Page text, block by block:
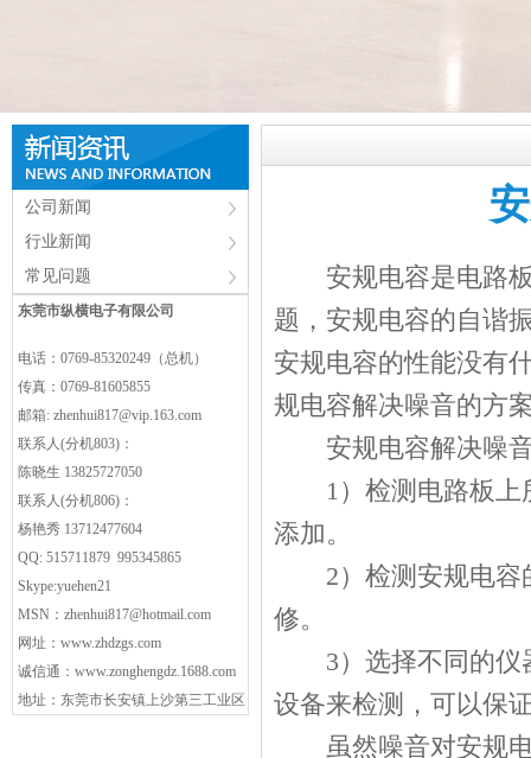
公司新闻
行业新闻
常见问题
东莞市纵横电子有限公司
电话：0769-85320249（总机）
传真：0769-81605855
邮箱: zhenhui817@vip.163.com
联系人(分机803)：
陈晓生 13825727050
联系人(分机806)：
杨艳秀 13712477604
QQ: 515711879 995345865
Skype:yuehen21
MSN： zhenhui817@hotmail.com
网址： www.zhdzgs.com
诚信通： www.zonghengdz.1688.com
地址：东莞市长安镇上沙第三工业区
安规电容是电路
题，安规电容的自谐
安规电容的性能没有
规电容解决噪音的方
安规电容解决噪音
1）检测电路板上
添加。
2）检测安规电容
修。
3）选择不同的仪
设备来检测，可以保
虽然噪音对安规电